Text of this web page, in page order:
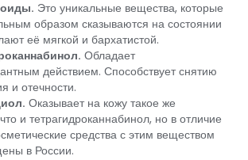
Это уникальные вещества, которые
образом сказываются на состоянии
её мягкой и бархатистой.
Обладает
действием. Способствует снятию
и отечности.
Оказывает на кожу такое же
и тетрагидроканнабинол, но в отличие
средства с этим веществом
в России.